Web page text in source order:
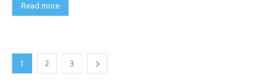
Read more
1 2 3